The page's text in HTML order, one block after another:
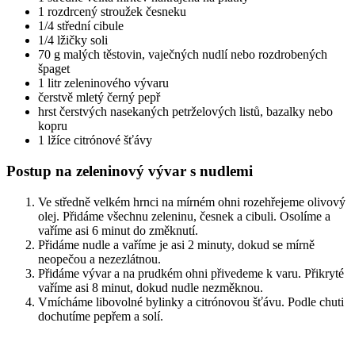
1 rozdrcený stroužek česneku
1/4 střední cibule
1/4 lžičky soli
70 g malých těstovin, vaječných nudlí nebo rozdrobených
špaget
1 litr zeleninového vývaru
čerstvě mletý černý pepř
hrst čerstvých nasekaných petrželových listů, bazalky nebo
kopru
1 lžíce citrónové šťávy
Postup na zeleninový vývar s nudlemi
Ve středně velkém hrnci na mírném ohni rozehřejeme olivový
olej. Přidáme všechnu zeleninu, česnek a cibuli. Osolíme a
vaříme asi 6 minut do změknutí.
Přidáme nudle a vaříme je asi 2 minuty, dokud se mírně
neopečou a nezezlátnou.
Přidáme vývar a na prudkém ohni přivedeme k varu. Přikryté
vaříme asi 8 minut, dokud nudle nezměknou.
Vmícháme libovolné bylinky a citrónovou šťávu. Podle chuti
dochutíme pepřem a solí.